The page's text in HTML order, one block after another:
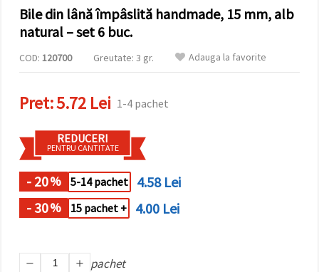
analiză și
acord să
utilizați
toate
urile făcând
clic pe
toate!" Sau
să vă
indicați
selectând
un tip de
cookie -uri
Bile din lână împâslită handmade, 15 mm, alb
natural – set 6 buc.
COD: 120700 Greutate: 3 gr. Adauga la favorite
Pret:5.72 Lei 1-4 pachet
REDUCERI
PENTRU CANTITATE
- 20% 5-14 pachet
4.58 Lei
- 30% 15 pachet + 4.00 Lei
pachet